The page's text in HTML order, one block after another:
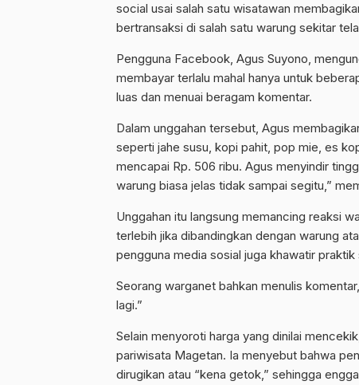
social usai salah satu wisatawan
bertransaksi di salah satu warung sekitar
Pengguna Facebook, Agus Suyono,
membayar terlalu mahal hanya untuk
luas dan menuai beragam komentar.
Dalam unggahan tersebut, Agus
seperti jahe susu, kopi pahit, pop mie, es
mencapai Rp. 506 ribu. Agus menyindir
warung biasa jelas tidak sampai segitu,”
Unggahan itu langsung memancing reaksi
terlebih jika dibandingkan dengan warung
pengguna media sosial juga khawatir
Seorang warganet bahkan menulis
lagi.”
Selain menyoroti harga yang dinilai
pariwisata Magetan. Ia menyebut bahwa
dirugikan atau “kena getok,” sehingga